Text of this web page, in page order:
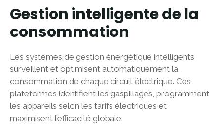
Gestion intelligente de la
consommation
Les systèmes de gestion énergétique intelligents
surveillent et optimisent automatiquement la
consommation de chaque circuit électrique. Ces
plateformes identifient les gaspillages, programment
les appareils selon les tarifs électriques et
maximisent l’efficacité globale.